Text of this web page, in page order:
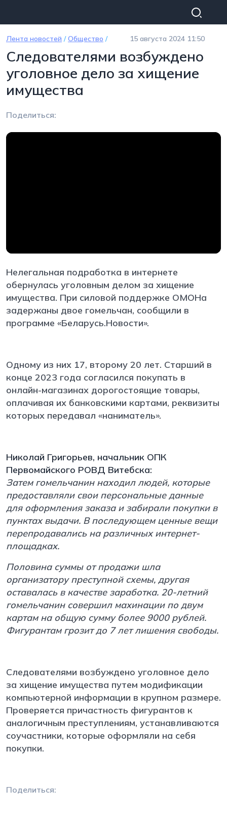
Лента новостей /Общество / 15 августа 2024 11:50
Следователями возбуждено
уголовное дело за хищение
имущества
Поделиться:
Нелегальная подработка в интернете
обернулась уголовным делом за хищение
имущества. При силовой поддержке ОМОНа
задержаны двое гомельчан, сообщили в
программе «Беларусь.Новости».
Одному из них 17, второму 20 лет. Старший в
конце 2023 года согласился покупать в
онлайн-магазинах дорогостоящие товары,
оплачивая их банковскими картами, реквизиты
которых передавал «наниматель».
Николай Григорьев, начальник ОПК
Первомайского РОВД Витебска:
Затем гомельчанин находил людей, которые
предоставляли свои персональные данные
для оформления заказа и забирали покупки в
пунктах выдачи. В последующем ценные вещи
перепродавались на различных интернет-
площадках.
Половина суммы от продажи шла
организатору преступной схемы, другая
оставалась в качестве заработка. 20-летний
гомельчанин совершил махинации по двум
картам на общую сумму более 9000 рублей.
Фигурантам грозит до 7 лет лишения свободы.
Следователями возбуждено уголовное дело
за хищение имущества путем модификации
компьютерной информации в крупном размере.
Проверяется причастность фигурантов к
аналогичным преступлениям, устанавливаются
соучастники, которые оформляли на себя
покупки.
Поделиться: